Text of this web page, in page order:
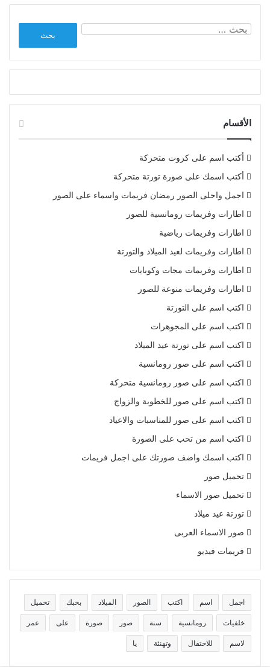
الأقسام
أكتب اسم على كروت متحركة
أكتب اسمك على صورة تورتة متحركة
اجمل واحلى الصور رمضان فريمات واسماء على الصور
اطارات وفريمات رومانسية للصور
اطارات وفريمات رياضية
اطارات وفريمات لعيد الميلاد والتورتة
اطارات وفريمات مجات وكوبايات
اطارات وفريمات منوعة للصور
اكتب اسم على التورتة
اكتب اسم على المجوهرات
اكتب اسم على تورتة عيد الميلاد
اكتب اسم على صور رومانسية
اكتب اسم على صور رومانسية متحركة
اكتب اسم على صور للخطوبة والزواج
اكتب اسم على صور للمناسبات والاعياد
اكتب اسم من تحب على الصورة
اكتب اسمك واضف صورتك على اجمل فريمات
تحميل صور
تحميل صور الاسماء
تورتة عيد ميلاد
صور الاسماء العربى
فريمات فيديو
اجمل اسم اكتب الصور الميلاد بحبك تحميل
خلفيات رومانسية سنة صور صورة على عمر
لاسم للاحتفال وتهنئة يا